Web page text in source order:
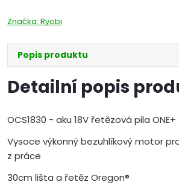
Značka: Ryobi
Popis produktu
Detailní popis
OCS1830 - aku 18V řetězová pila ONE+
Vysoce výkonný bezuhlíkový motor
z práce
30cm lišta a řetěz Oregon®